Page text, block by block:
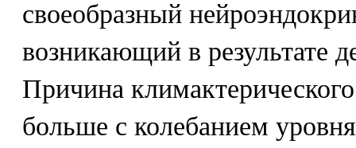
своеобразный
возникающий в результате
Причина
больше с колебанием